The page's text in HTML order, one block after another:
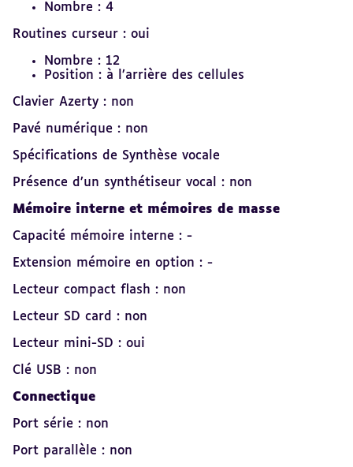
Nombre : 4
Routines curseur : oui
Nombre : 12
Position : à l’arrière des cellules
Clavier Azerty : non
Pavé numérique : non
Spécifications de Synthèse vocale
Présence d’un synthétiseur vocal : non
Mémoire interne et mémoires de masse
Capacité mémoire interne : -
Extension mémoire en option : -
Lecteur compact flash : non
Lecteur SD card : non
Lecteur mini-SD : oui
Clé USB : non
Connectique
Port série : non
Port parallèle : non